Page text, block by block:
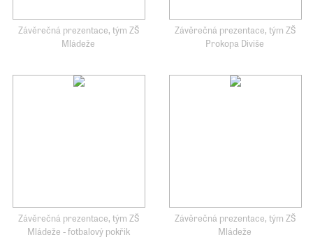
Závěrečná prezentace, tým ZŠ
Mládeže
Závěrečná prezentace, tým ZŠ
Prokopa Diviše
Závěrečná prezentace, tým ZŠ
Mládeže - fotbalový pokřik
Závěrečná prezentace, tým ZŠ
Mládeže